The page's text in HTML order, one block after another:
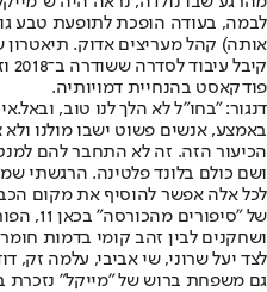
לבמה, בעודה הופכת לתופעת טבע
אותה) קהל מעריצים אדוק.
פודקאסט בהנחיית דמויותיה.
דנגור: "בחו"ל לא הלך לנו טוב,
באמצע, אנשים פשוט ישבו מולנו
הכיעור הזה. זה לא התחבר להם
ושם כולם בלונד פלטינה. הרגשתי
לכל אלה אפשר להוסיף את מקום
של
ושחקנים לבין זהב קומי בדמות
לצד יעל שרוני, שי אביבי, עלמה זק,
גם משפחת ברוש של "מייקל" נזכרת